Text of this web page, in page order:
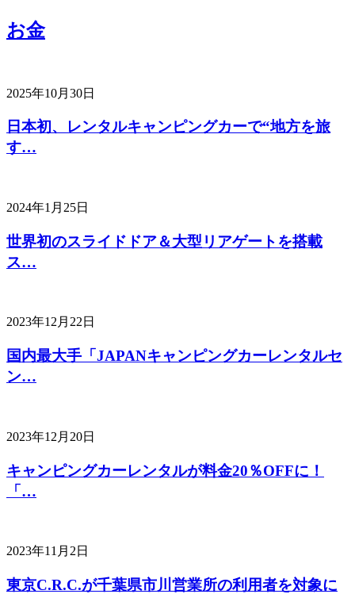
お金
2025年10月30日
日本初、レンタルキャンピングカーで“地方を旅
す…
2024年1月25日
世界初のスライドドア＆大型リアゲートを搭載
ス…
2023年12月22日
国内最大手「JAPANキャンピングカーレンタルセ
ン…
2023年12月20日
キャンピングカーレンタルが料金20％OFFに！
「…
2023年11月2日
東京C.R.C.が千葉県市川営業所の利用者を対象に